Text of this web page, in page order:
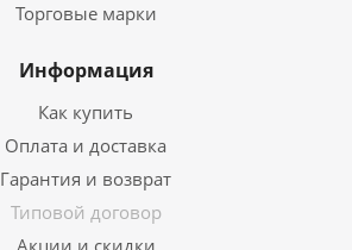
Торговые марки
Информация
Как купить
Оплата и доставка
Гарантия и возврат
Типовой договор
Акции и скидки